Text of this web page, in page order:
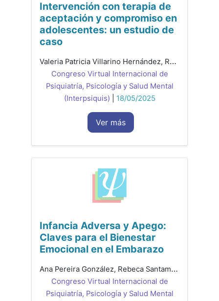
Intervención con terapia de
aceptación y compromiso en
adolescentes: un estudio de
caso
Valeria Patricia Villarino Hernández, Romina Peraza Perera, Ivan Zebenzui Moreno González, Raquel De León Hernández, Beatriz Regina Prieto Gallo
Congreso Virtual Internacional de
Psiquiatría, Psicología y Salud Mental
(Interpsiquis)
18/05/2025
Ver más
Infancia Adversa y Apego:
Claves para el Bienestar
Emocional en el Embarazo
Ana Pereira González, Rebeca Santamaría Gutiez, Francisco González Sala, Laura Lacomba Trejo
Congreso Virtual Internacional de
Psiquiatría, Psicología y Salud Mental